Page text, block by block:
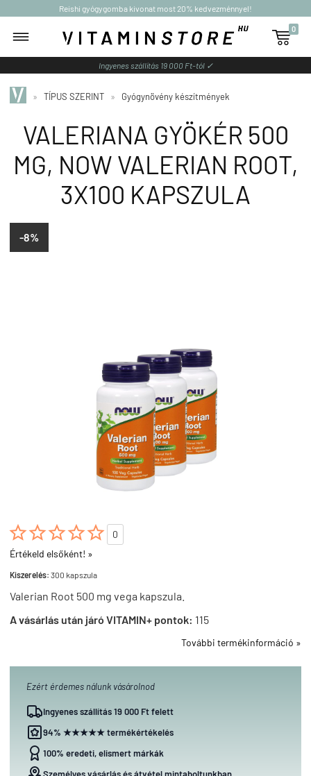
Reishi gyógygomba kivonat most 20% kedvezménnyel!

0
Ingyenes szállítás 19 000 Ft-tól ✓
» TÍPUS SZERINT » Gyógynövény készítmények
VALERIANA GYÖKÉR 500
MG, NOW VALERIAN ROOT,
3X100 KAPSZULA
-8%

0
Értékeld elsőként! »
Kiszerelés: 300 kapszula
Valerian Root 500 mg vega kapszula.
A vásárlás után járó VITAMIN+ pontok: 115
További termékinformáció »
Ezért érdemes nálunk vásárolnod
Ingyenes szállítás 19 000 Ft felett
94% ★★★★★ termékértékelés
100% eredeti, elismert márkák